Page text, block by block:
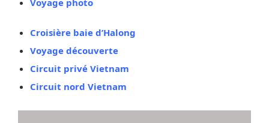
Voyage photo
Croisière baie d’Halong
Voyage découverte
Circuit privé Vietnam
Circuit nord Vietnam